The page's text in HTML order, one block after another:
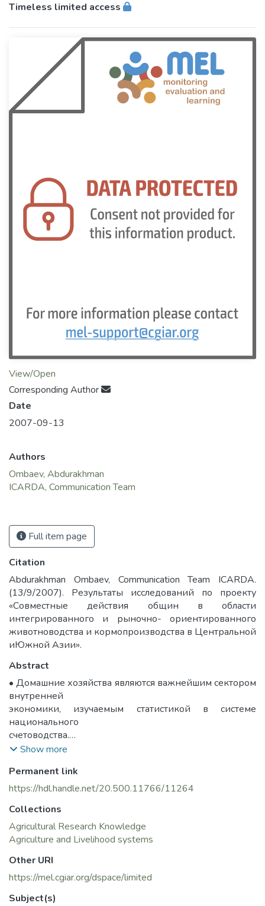
Timeless limited access
View/Open
Corresponding Author
Date
2007-09-13
Authors
Ombaev, Abdurakhman
ICARDA, Communication Team
Full item page
Citation
Abdurakhman Ombaev, Communication Team ICARDA.
(13/9/2007). Результаты исследований по проекту
«Совместные действия общин в области
интегрированного и рыночно- ориентированного
животноводства и кормопроизводства в Центральной
иЮжной Азии».
Abstract
• Домашние хозяйства являются важнейшим сектором
внутренней
экономики, изучаемым статистикой в системе
национального
счетоводства.
• Вопросы оценки роли и места
в домашних хозяйствах в формировании их доходов,
расходов и
значение и требуют
специального изучения с учетом специфики отрасли в
данном
• В настоящ ее время не сущ ествует достаточно
полной разработанной
системы статистических показателей для
Show more
Permanent link
https://hdl.handle.net/20.500.11766/11264
Collections
Agricultural Research Knowledge
Agriculture and Livelihood systems
Other URI
https://mel.cgiar.org/dspace/limited
Subject(s)